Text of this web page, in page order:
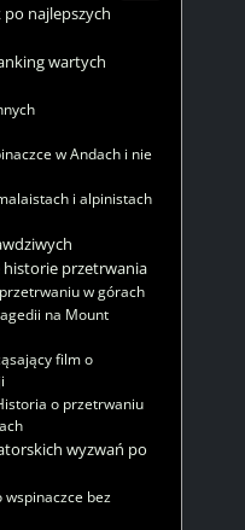
najlepszych
wartych
w Andach i nie
i alpinistach
historie przetrwania
w górach
na Mount
film o
o przetrwaniu
wyzwań po
wspinaczce bez